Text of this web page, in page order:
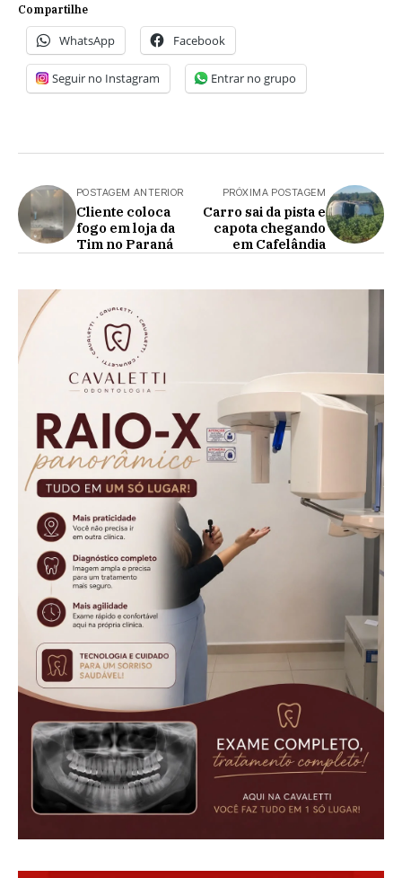
Compartilhe
WhatsApp Facebook
Seguir no Instagram Entrar no grupo
POSTAGEM ANTERIOR
Cliente coloca
fogo em loja da
Tim no Paraná
PRÓXIMA POSTAGEM
Carro sai da pista e
capota chegando
em Cafelândia